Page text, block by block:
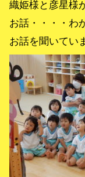
織姫様と彦星様
お話・・・・
お話を聞いてい